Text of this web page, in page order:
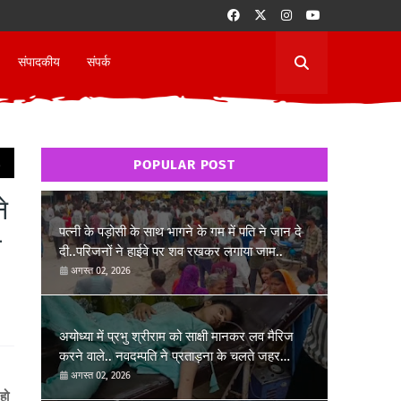
संपादकीय संपर्क
POPULAR POST
पत्नी के पड़ोसी के साथ भागने के गम में पति ने जान दे
दी..परिजनों ने हाईवे पर शव रखकर लगाया जाम..
अगस्त 02, 2026
अयोध्या में प्रभु श्रीराम को साक्षी मानकर लव मैरिज
करने वाले.. नवदम्पति ने प्रताड़ना के चलते जहर
खाकर जान देने की कोशिश की..
अगस्त 02, 2026